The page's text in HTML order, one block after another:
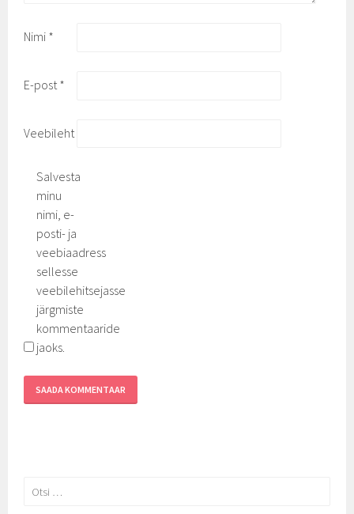
Nimi *
E-post*
Veebileht
Salvesta
minu
nimi, e-
posti- ja
veebiaadress
sellesse
veebilehitsejasse
järgmiste
kommentaaride
jaoks.
Otsi: